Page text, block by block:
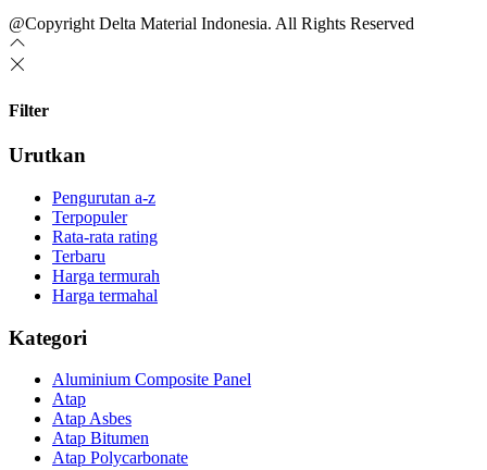
@Copyright Delta Material Indonesia. All Rights Reserved
Filter
Urutkan
Pengurutan a-z
Terpopuler
Rata-rata rating
Terbaru
Harga termurah
Harga termahal
Kategori
Aluminium Composite Panel
Atap
Atap Asbes
Atap Bitumen
Atap Polycarbonate